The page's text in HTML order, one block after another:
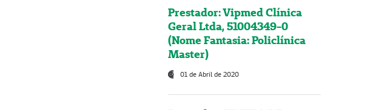
Prestador: Vipmed Clínica
Geral Ltda, 51004349-0
(Nome Fantasia: Policlínica
Master)
01 de Abril de 2020